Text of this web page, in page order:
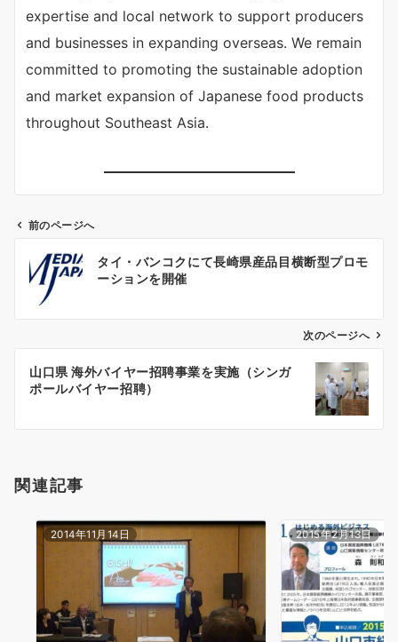
expertise and local network to support producers
and businesses in expanding overseas. We remain
committed to promoting the sustainable adoption
and market expansion of Japanese food products
throughout Southeast Asia.
ビ
ン
前のページへ
タイ・バンコクにて長崎県産品目横断型プロモ
ーションを開催
次のページへ
山口県 海外バイヤー招聘事業を実施（シンガ
ポールバイヤー招聘）
関連記事
2014年11月14日 2015年2月13日